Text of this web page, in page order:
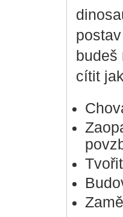
budeš
cítit